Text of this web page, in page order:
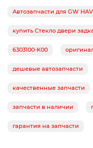
Автозапчасти для GW
купить Стекло двери
6303100-K00
дешевые автозапчасти
качественные запчасти
запчасти в наличии
гарантия на запчасти